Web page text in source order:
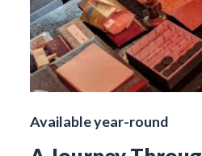
Available year-round